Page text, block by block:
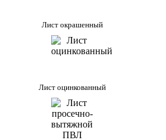
Лист окрашенный
Лист оцинкованный